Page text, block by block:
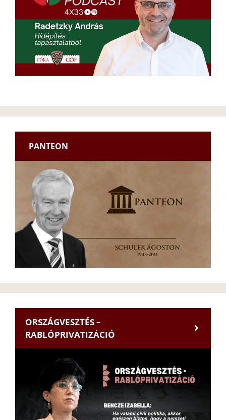
PANTEON
ORSZÁGVESZTÉS –
RABLÓPRIVATIZÁCIÓ